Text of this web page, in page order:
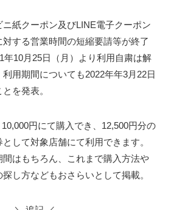
紙クーポン及びLINE電子クーポン
する営業時間の短縮要請等が終了
年10月25日（月）より利用自粛は解
用期間についても2022年年3月22日
を発表。
円にて購入でき、12,500円分の
して対象店舗にて利用できます。
はもちろん、これまで購入方法や
し方などもおさらいとして掲載。